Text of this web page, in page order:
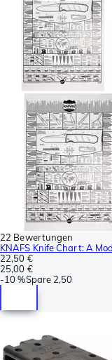
22 Bewertungen
KNAFS Knife Chart: A
22,50 €
25,00 €
-10 %Spare 2,50